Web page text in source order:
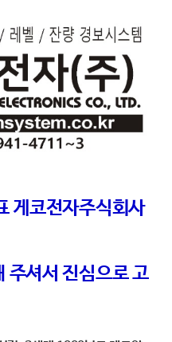
게코전자주식회사
주셔서 진심으로 고